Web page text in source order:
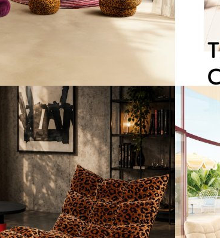
A bold statement. A quiet retreat.
Mit unserem...
201 4